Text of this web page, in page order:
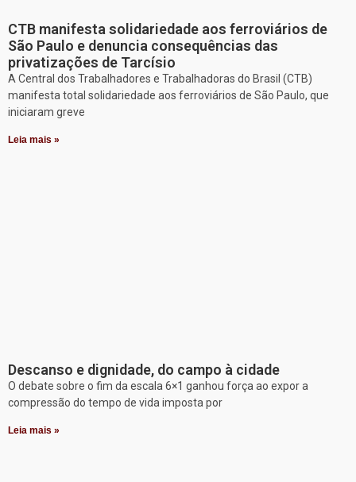
CTB manifesta solidariedade aos ferroviários de
São Paulo e denuncia consequências das
privatizações de Tarcísio
A Central dos Trabalhadores e Trabalhadoras do Brasil (CTB)
manifesta total solidariedade aos ferroviários de São Paulo, que
iniciaram greve
Leia mais »
Descanso e dignidade, do campo à cidade
O debate sobre o fim da escala 6×1 ganhou força ao expor a
compressão do tempo de vida imposta por
Leia mais »